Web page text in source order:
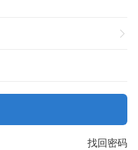
找回密码